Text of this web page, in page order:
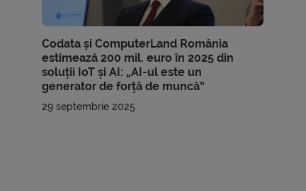
Codata și ComputerLand România
estimează 200 mil. euro în 2025 din
soluții IoT și AI: „AI-ul este un
generator de forță de muncă”
29 septembrie 2025